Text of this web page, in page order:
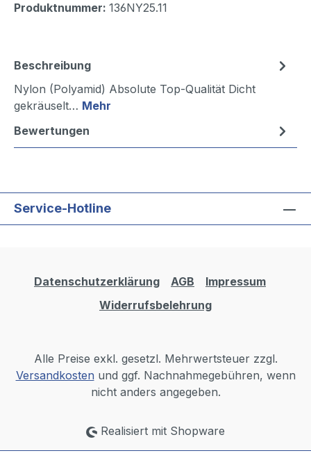
Produktnummer: 136NY25.11
Beschreibung
Nylon (Polyamid) Absolute Top-Qualität Dicht
gekräuselt… Mehr
Bewertungen
Service-Hotline
Datenschutzerklärung AGB
Impressum
Widerrufsbelehrung
Alle Preise exkl. gesetzl. Mehrwertsteuer zzgl.
Versandkosten und ggf. Nachnahmegebühren, wenn
nicht anders angegeben.
Realisiert mit Shopware